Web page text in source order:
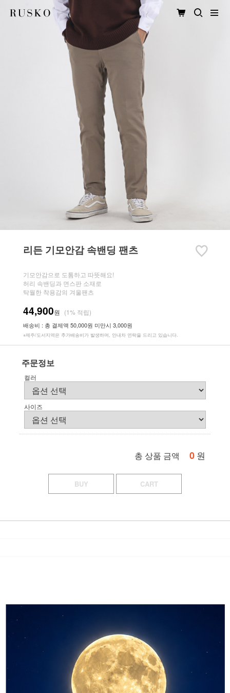
리든 기모안감 속밴딩 팬츠
기모안감으로 도톰하고 따뜻해요!
허리 속밴딩과 면스판 소재로
탁월한 착용감의 겨울팬츠
44,900원 (1% 적립)
배송비 : 총 결제액 50,000원 미만시 3,000원
※제주/도서지역은 추가배송비가 발생하며, 안내차 연락을 드리고 있습니다.
주문정보
컬러
사이즈
총 상품 금액 0 원
BUY CART